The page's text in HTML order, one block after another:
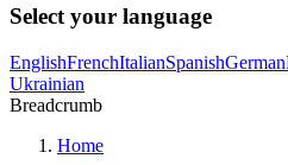
Select your language
EnglishFrenchItalianSpanishGerman
Ukrainian
Breadcrumb
Home